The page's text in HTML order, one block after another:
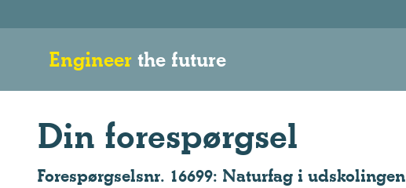
Engineer the future
Din forespørgsel
Forespørgselsnr. 16699: Naturfag i udskolingen